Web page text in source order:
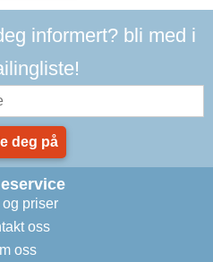
informert? bli med i
deg på
og priser
oss
oss